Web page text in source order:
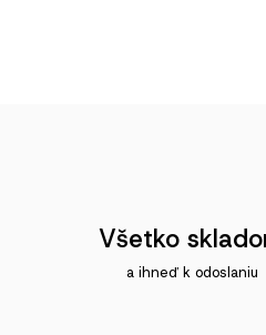
Všetko
a ihneď k odoslaniu